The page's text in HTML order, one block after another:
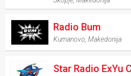
Radio Bum
Kumanovo ,Makedonija
Star Radio ExYu